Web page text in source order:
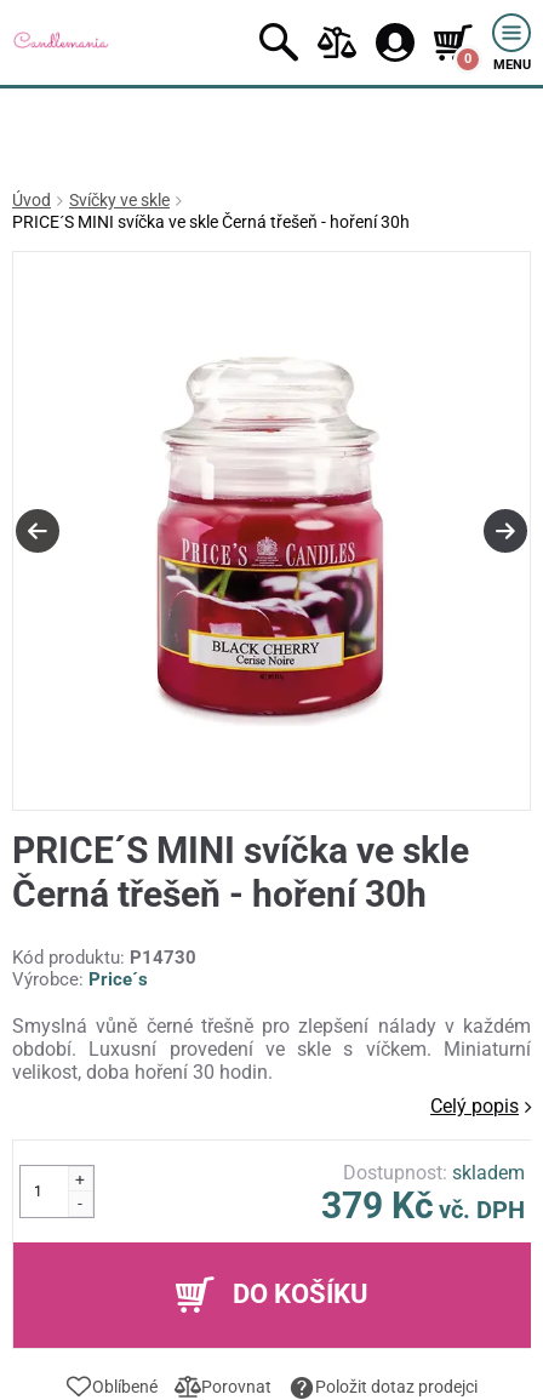
0 MENU
Úvod
Svíčky ve skle
PRICE´S MINI svíčka ve skle Černá třešeň - hoření 30h
PRICE´S MINI svíčka ve skle
Černá třešeň - hoření 30h
Kód produktu: P14730
Výrobce: Price´s
Smyslná vůně černé třešně pro zlepšení nálady v každém
období. Luxusní provedení ve skle s víčkem. Miniaturní
velikost, doba hoření 30 hodin.
Celý popis
+
-
Dostupnost:skladem
379 Kč vč. DPH
DO KOŠÍKU
Oblíbené Porovnat Položit dotaz prodejci